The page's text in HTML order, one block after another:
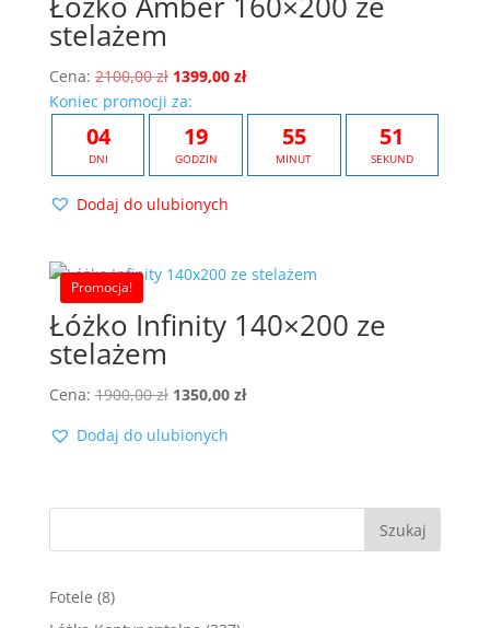
stelażem
Cena: 2100,00zł Pierwotna
cena
wynosiła:
2100,00 zł.
1399,00 złAktualna
wynosi:
1399,00 zł.
Koniec promocji za:
04
DNI
19
GODZIN
55
MINUT
51
SEKUND
Dodaj do ulubionych
Promocja!
Łóżko Infinity 140×200 ze
stelażem
Cena: 1900,00zł Pierwotna
wynosiła:
1350,00 złAktualna
Dodaj do ulubionych
Szukaj
Fotele 88
produktów